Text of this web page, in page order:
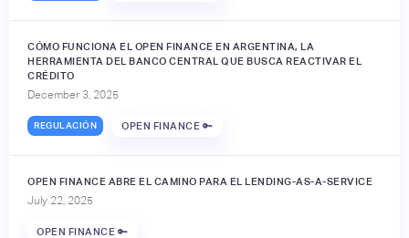
CÓMO FUNCIONA EL OPEN FINANCE EN ARGENTINA, LA
HERRAMIENTA DEL BANCO CENTRAL QUE BUSCA REACTIVAR EL
CRÉDITO
December 3, 2025
REGULACIÓN OPEN FINANCE 🔑
OPEN FINANCE ABRE EL CAMINO PARA EL LENDING-AS-A-SERVICE
July 22, 2025
OPEN FINANCE 🔑